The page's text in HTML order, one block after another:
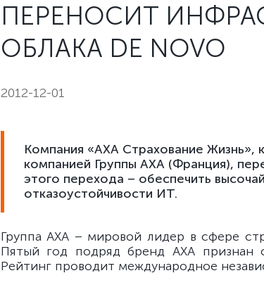
ПЕРЕНОСИТ
ОБЛАКА DE NOVO
2012-12-01
Компания «АХА Страхование Жизнь»,
компанией Группы АХА (Франция),
этого перехода – обеспечить
отказоустойчивости ИТ.
Группа АХА – мировой лидер в сфере
Пятый год подряд бренд АХА
Рейтинг проводит международное